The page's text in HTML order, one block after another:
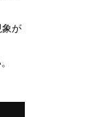
象が